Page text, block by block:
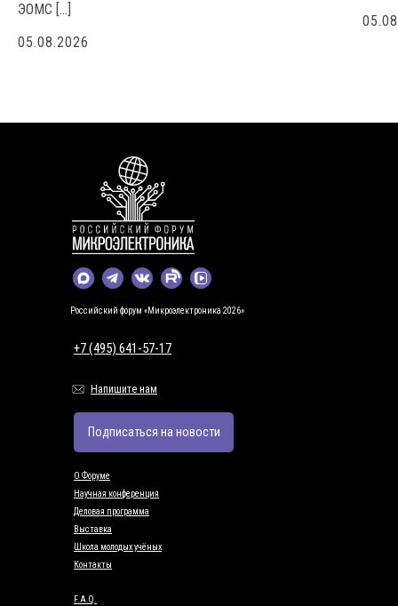
ЭОМС […]
05.08.2026
О Форуме
Научная конференция
Деловая программа
Выставка
Школа молодых учёных
Контакты
+7 (495) 641-57-17
Напишите нам
F.A.Q.
Российский форум «Микроэлектроника 2026»
Подписаться на новости